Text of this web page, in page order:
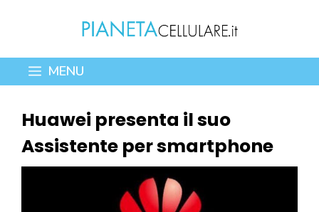
contenuto
MENU
Huawei presenta il suo
Assistente per smartphone